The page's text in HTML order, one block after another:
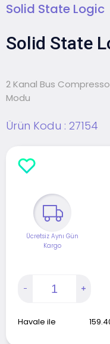
Solid State Logic
Solid State
2 Kanal Bus
Modu
Ürün Kodu : 27154
Ücretsiz Aynı Gün
Kargo
Havale ile